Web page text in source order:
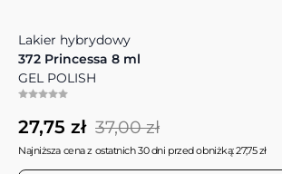
Lakier hybrydowy
372 Princessa 8 ml
GEL POLISH
27,75 zł 37,00 zł
Najniższa cena z ostatnich 30 dni przed obniżką: 27,75 zł